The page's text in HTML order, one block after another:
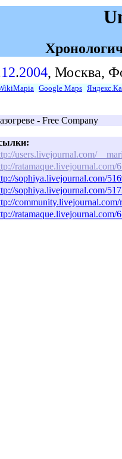
12.2004, Москва,
Google Maps
- Free Company
users.livejournal.com/
ratamaque.livejournal.com/
sophiya.livejournal.com/
sophiya.livejournal.com/
ratamaque.livejournal.com/